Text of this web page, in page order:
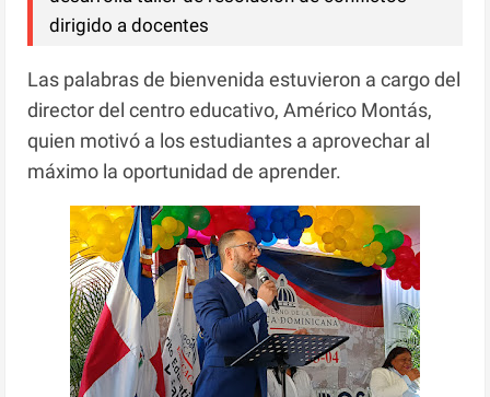
dirigido a docentes
Las palabras de bienvenida estuvieron a cargo del
director del centro educativo, Américo Montás,
quien motivó a los estudiantes a aprovechar al
máximo la oportunidad de aprender.